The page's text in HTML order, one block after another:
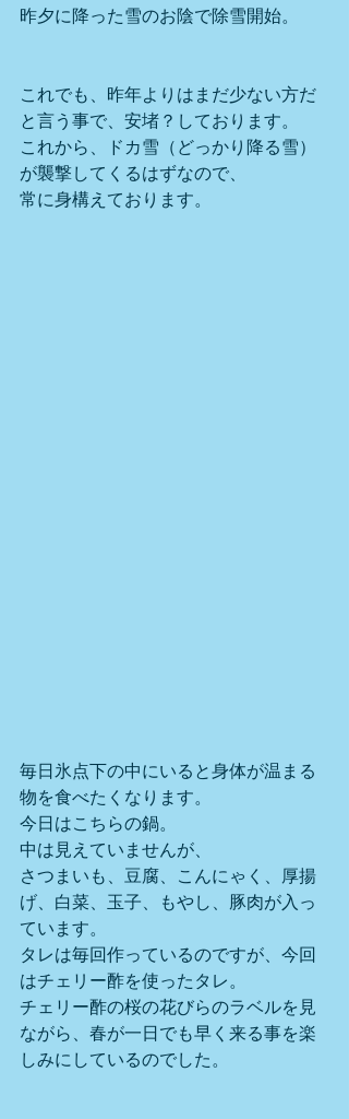
昨夕に降った雪のお陰で除雪開始。
これでも、昨年よりはまだ少ない方だ
と言う事で、安堵？しております。
これから、ドカ雪（どっかり降る雪）
が襲撃してくるはずなので、
常に身構えております。
毎日氷点下の中にいると身体が温まる
物を食べたくなります。
今日はこちらの鍋。
中は見えていませんが、
さつまいも、豆腐、こんにゃく、厚揚
げ、白菜、玉子、もやし、豚肉が入っ
ています。
タレは毎回作っているのですが、今回
はチェリー酢を使ったタレ。
チェリー酢の桜の花びらのラベルを見
ながら、春が一日でも早く来る事を楽
しみにしているのでした。